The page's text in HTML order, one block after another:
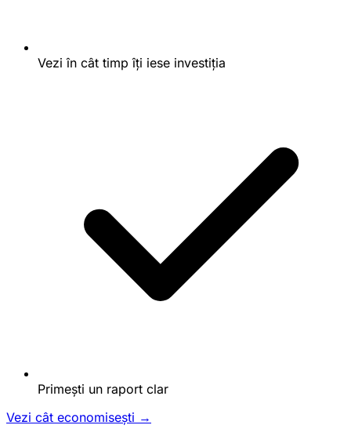
Vezi în cât timp îți iese investiția
Primești un raport clar
Vezi cât economisești →